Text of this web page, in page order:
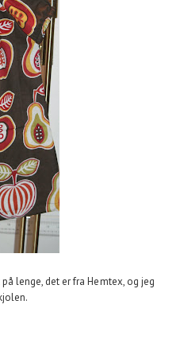
lenge, det er fra Hemtex, og jeg